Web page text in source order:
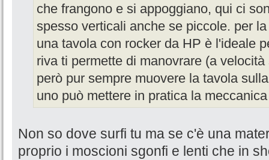
che frangono e si appoggiano, qui ci
spesso verticali anche se piccole. per
una tavola con rocker da HP è l'ideale
riva ti permette di manovrare (a
però pur sempre muovere la tavola
uno può mettere in pratica la
Non so dove surfi tu ma se c'è una
proprio i moscioni sgonfi e lenti che in